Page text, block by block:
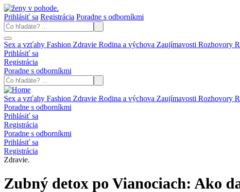
Prihlásiť sa Registrácia Poradne s odborníkmi
Sex a vzťahy Fashion Zdravie Rodina a výchova Zaujímavosti Rozhovory
Prihlásiť sa
Registrácia
Poradne s odborníkmi
Sex a vzťahy Fashion Zdravie Rodina a výchova Zaujímavosti Rozhovory
Poradne s odborníkmi
Prihlásiť sa
Registrácia
Poradne s odborníkmi
Prihlásiť sa
Registrácia
Zdravie.
Zubný detox po Vianociach: Ako